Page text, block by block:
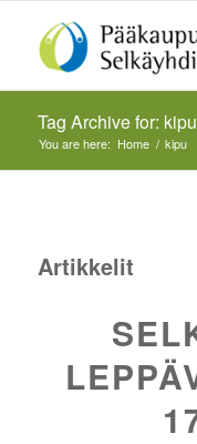
Tag Archive for: kipu
You are here: Home / kipu
Artikkelit